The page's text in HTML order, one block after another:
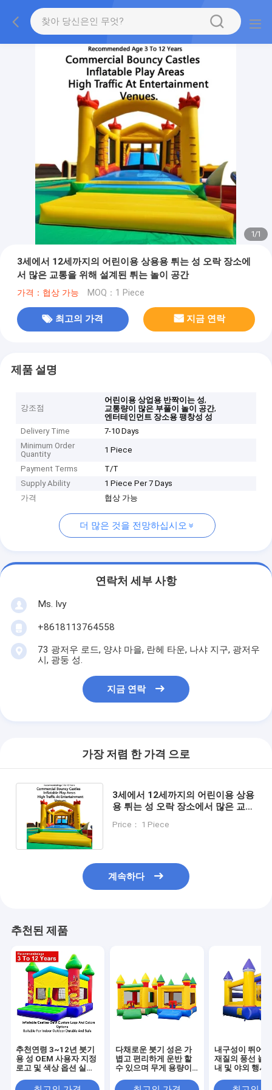
1/1
3세에서 12세까지의 어린이용 상용용 튀는 성 오락 장소에
서 많은 교통을 위해 설계된 튀는 놀이 공간
가격：협상 가능 MOQ：1 Piece
최고의 가격 지금 연락
제품 설명
강조점
어린이용 상업용 반짝이는 성,
교통량이 많은 부풀이 놀이 공간,
엔터테인먼트 장소용 팽창성 성
Delivery Time
7-10 Days
Minimum Order
Quantity
1 Piece
Payment Terms
T/T
Supply Ability
1 Piece Per 7 Days
가격
협상 가능
더 많은 것을 전망하십시오
연락처 세부 사항
Ms. Ivy
+8618113764558
73 광저우 로드, 양샤 마을, 란헤 타운, 나샤 지구, 광저우
시, 광둥 성.
지금 연락
가장 저렴 한 가격 으로
3세에서 12세까지의 어린이용 상용
용 튀는 성 오락 장소에서 많은 교통
Price： 1 Piece
계속하다
추천된 제품
추천연령 3~12년 붓기
용 성 OEM 사용자 지정
로고 및 색상 옵션 실외
전
다채로운 붓기 성은 가
볍고 편리하게 운반 할
수 있으며 무게 용량이
행사 및 파티에 이상적
내구성이 뛰어
재질의 풍선 놀
내 및 야외 행사,